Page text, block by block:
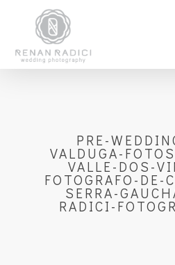
PRE-
VALDUGA-
VALLE-DOS-
FOTOGRAFO-DE-
SERRA-
RADICI-